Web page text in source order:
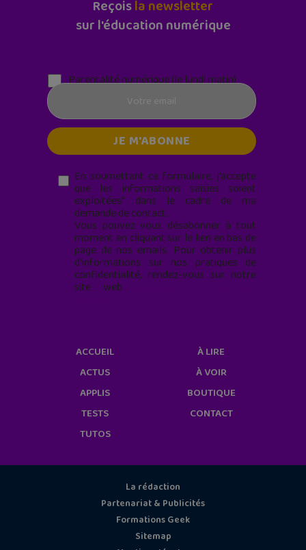
Reçoisla newsletter
sur l'éducation numérique
Parentalité numérique (le lundi matin)
En soumettant ce formulaire, j’accepte
que les informations saisies soient
exploitées* dans le cadre de ma
demande de contact.
Vous pouvez vous désabonner à tout
moment en cliquant sur le lien en bas de
page de nos emails. Pour obtenir plus
d'informations sur nos pratiques de
confidentialité, rendez-vous sur notre
site web
ACCUEIL
ACTUS
APPLIS
TESTS
TUTOS
À LIRE
À VOIR
BOUTIQUE
CONTACT
La rédaction
Partenariat & Publicités
Formations Geek
Sitemap